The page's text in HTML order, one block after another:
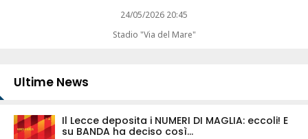
24/05/2026 20:45
Stadio "Via del Mare"
Ultime News
Il Lecce deposita i NUMERI DI MAGLIA: eccoli! E
su BANDA ha deciso così...